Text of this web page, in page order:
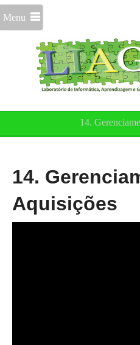
Menu
14.
14.
Aquisições